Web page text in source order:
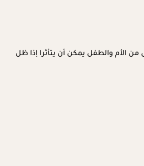
من الأم والطفل يمكن أن يتأثرا إذا ظل